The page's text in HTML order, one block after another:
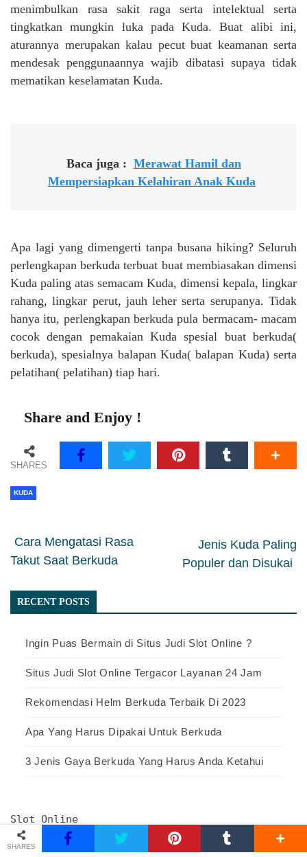
menimbulkan rasa sakit raga serta intelektual serta
tingkatkan mungkin luka pada Kuda. Buat alibi ini,
aturannya merupakan kalau pecut buat keamanan serta
mendesak penggunaannya wajib dibatasi supaya tidak
mematikan keselamatan Kuda.
Baca juga : Merawat Hamil dan
Mempersiapkan Kelahiran Anak Kuda
Apa lagi yang dimengerti tanpa busana hiking? Seluruh
perlengkapan berkuda terbuat buat membiasakan dimensi
Kuda paling atas semacam Kuda, dimensi kepala, lingkar
rahang, lingkar perut, jauh leher serta serupanya. Tidak
hanya itu, perlengkapan berkuda pula bermacam- macam
cocok dengan pemakaian Kuda spesial buat berkuda(
berkuda), spesialnya balapan Kuda( balapan Kuda) serta
pelatihan( pelatihan) tiap hari.
Share and Enjoy !
SHARES
KUDA
Cara Mengatasi Rasa
Takut Saat Berkuda
Jenis Kuda Paling
Populer dan Disukai
RECENT POSTS
Ingin Puas Bermain di Situs Judi Slot Online ?
Situs Judi Slot Online Tergacor Layanan 24 Jam
Rekomendasi Helm Berkuda Terbaik Di 2023
Apa Yang Harus Dipakai Untuk Berkuda
3 Jenis Gaya Berkuda Yang Harus Anda Ketahui
Slot Online
SHARES